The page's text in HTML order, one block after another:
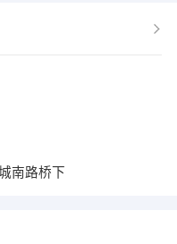
南路桥下